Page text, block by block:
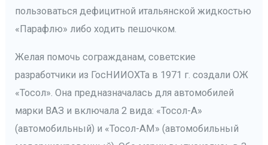
пользоваться дефицитной итальянской жидкостью
«Парафлю» либо ходить пешочком.
Желая помочь согражданам, советские
разработчики из ГосНИИОХТа в 1971 г. создали ОЖ
«Тосол». Она предназначалась для автомобилей
марки ВАЗ и включала 2 вида: «Тосол-А»
(автомобильный) и «Тосол-АМ» (автомобильный